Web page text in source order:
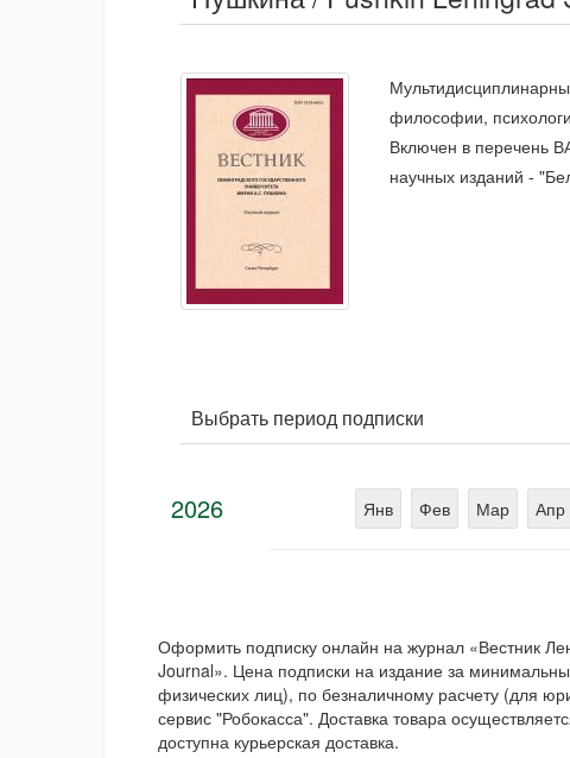
философии,
Включен в перечень
научных изданий -
Выбрать период подписки
2026 Янв Фев Мар Апр
Оформить подписку онлайн на журнал «Вестник
Journal». Цена подписки на издание за
физических лиц), по безналичному расчету (для
сервис "Робокасса". Доставка товара
доступна курьерская доставка.